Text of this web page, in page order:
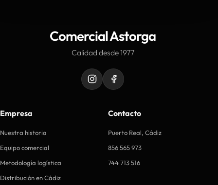
Comercial Astorga
Calidad desde 1977
Empresa
Nuestra historia
Equipo comercial
Metodología logística
Distribución en Cádiz
Contacto
Puerto Real, Cádiz
856 565 973
744 713 516